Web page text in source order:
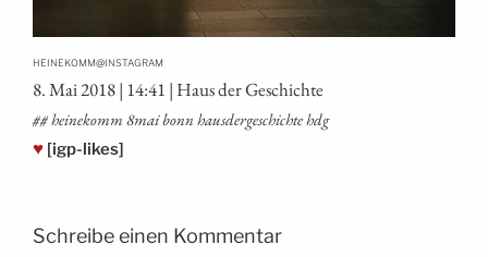
HEINEKOMM@INSTAGRAM
8. Mai 2018 | 14:41 | Haus der Geschichte
## hei­ne­komm 8mai bonn haus­der­ge­schich­te hdg
♥ [igp-likes]
Schreibe einen Kommentar